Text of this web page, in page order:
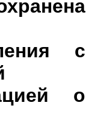
с
о